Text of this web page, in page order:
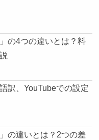
の4つの違いとは？料
訳、YouTubeでの設定
の違いとは？2つの差